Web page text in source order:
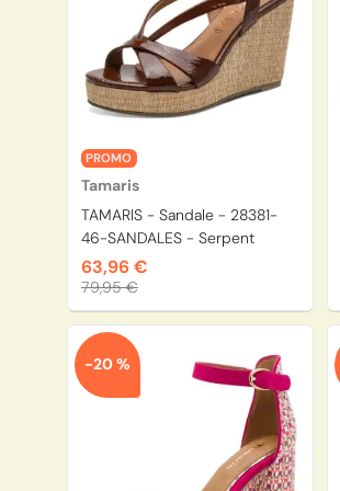
PROMO
Tamaris
TAMARIS - Sandale - 28381-
46-SANDALES - Serpent
63,96 €
79,95 €
-20 %